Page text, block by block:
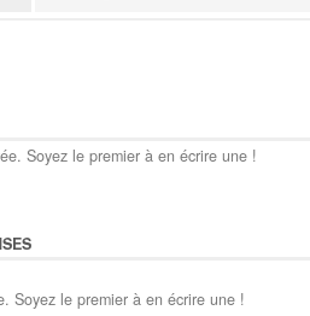
Soyez le premier à en écrire une !
Soyez le premier à en écrire une !